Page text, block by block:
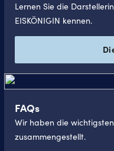
Lernen Sie die
EISKÖNIGIN kennen.
FAQs
Wir haben die
zusammengestellt.